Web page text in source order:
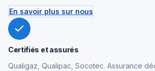
En savoir plus sur nous
Certifiés et assurés
Qualigaz, Qualipac, Socotec. Assurance